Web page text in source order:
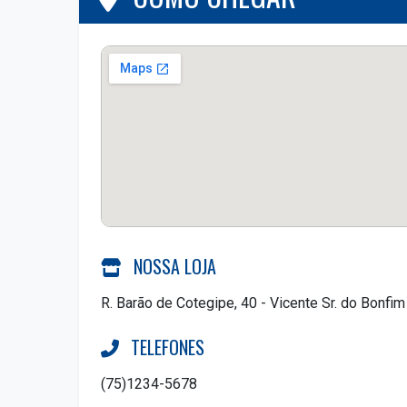
NOSSA LOJA
R. Barão de Cotegipe, 40 - Vicente Sr. do
TELEFONES
(75)1234-5678